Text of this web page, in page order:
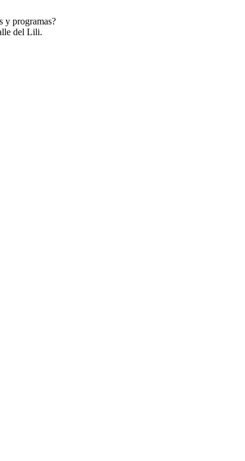
y programas?
del Lili.